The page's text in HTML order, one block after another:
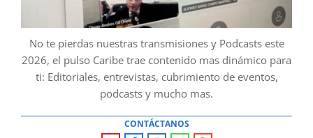
No te pierdas nuestras transmisiones y Podcasts este
2026, el pulso Caribe trae contenido mas dinámico para
ti: Editoriales, entrevistas, cubrimiento de eventos,
podcasts y mucho mas.
CONTÁCTANOS